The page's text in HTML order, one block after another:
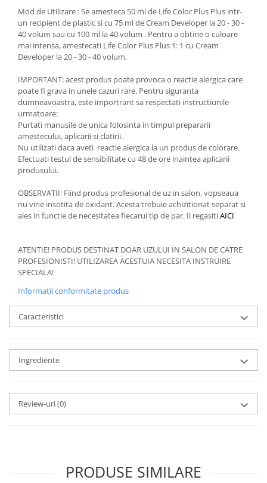
Mod de Utilizare : Se amesteca 50 ml de Life Color Plus Plus intr-
un recipient de plastic si cu 75 ml de Cream Developer la 20 - 30 -
40 volum sau cu 100 ml la 40 volum . Pentru a obtine o culoare
mai intensa, amestecati Life Color Plus Plus 1: 1 cu Cream
Developer la 20 - 30 - 40 volum.
IMPORTANT: acest produs poate provoca o reactie alergica care
poate fi grava in unele cazuri rare. Pentru siguranta
dumneavoastra, este importrant sa respectati instructiunile
urmatoare:
Purtati manusile de unica folosinta in timpul prepararii
amestecului, aplicarii si clatirii.
Nu utilizati daca aveti reactie alergica la un produs de colorare.
Efectuati testul de sensibilitate cu 48 de ore inaintea aplicarii
produsului.
OBSERVATII: Fiind produs profesional de uz in salon, vopseaua
nu vine insotita de oxidant. Acesta trebuie achizitionat separat si
ales in functie de necesitatea fiecarui tip de par. Il regasitiAICI
ATENTIE! PRODUS DESTINAT DOAR UZULUI IN SALON DE CATRE
PROFESIONISTI! UTILIZAREA ACESTUIA NECESITA INSTRUIRE
SPECIALA!
Informatii conformitate produs
Caracteristici
Ingrediente
Review-uri(0)
PRODUSE SIMILARE